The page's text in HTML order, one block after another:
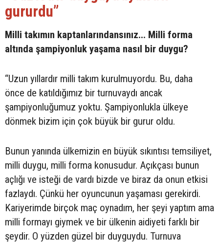
gururdu”
Milli takımın kaptanlarındansınız... Milli forma
altında şampiyonluk yaşama nasıl bir duygu?
“Uzun yıllardır milli takım kurulmuyordu. Bu, daha
önce de katıldığımız bir turnuvaydı ancak
şampiyonluğumuz yoktu. Şampiyonlukla ülkeye
dönmek bizim için çok büyük bir gurur oldu.
Bunun yanında ülkemizin en büyük sıkıntısı temsiliyet,
milli duygu, milli forma konusudur. Açıkçası bunun
açlığı ve isteği de vardı bizde ve biraz da onun etkisi
fazlaydı. Çünkü her oyuncunun yaşaması gerekirdi.
Kariyerimde birçok maç oynadım, her şeyi yaptım ama
milli formayı giymek ve bir ülkenin aidiyeti farklı bir
şeydir. O yüzden güzel bir duyguydu. Turnuva